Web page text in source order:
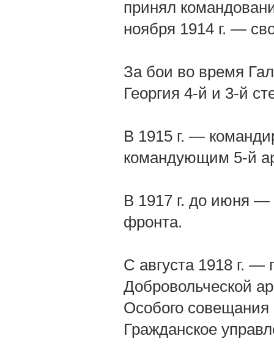
принял
ноября 1914 г. —
За бои во время
Георгия 4-й и 3-й
В 1915 г. —
командующим 5-й
В 1917 г. до июня
фронта.
С августа 1918 г.
Добровольческой
Особого
Гражданское